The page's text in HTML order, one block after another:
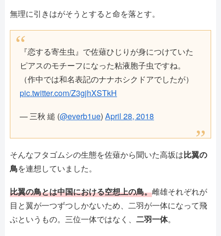
無理に引きはがそうとすると命を落とす。
『恋する寄生虫』で佐薙ひじりが身につけていた
ピアスのモチーフになった粘液胞子虫ですね。
（作中では和名表記のナナホシクドアでしたが）
pic.twitter.com/Z3gjhXSTkH
— 三秋 縋 (@everb1ue)April 28, 2018
そんなフタゴムシの生態を佐薙から聞いた高坂は比翼の
鳥を連想していました。
比翼の鳥とは中国における空想上の鳥。雌雄それぞれが
目と翼が一つずつしかないため、二羽が一体になって飛
ぶというもの。三位一体ではなく、 二羽一体。